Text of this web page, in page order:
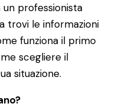
professionista
trovi le informazioni
funziona il primo
scegliere il
situazione.